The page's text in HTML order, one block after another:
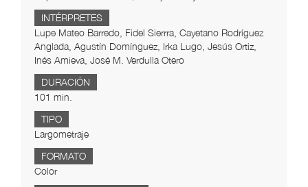
INTÉRPRETES
Lupe Mateo Barredo, Fidel Sierrra, Cayetano Rodríguez
Anglada, Agustín Domínguez, Irka Lugo, Jesús Ortiz,
Inés Amieva, José M. Verdulla Otero
DURACIÓN
101 min.
TIPO
Largometraje
FORMATO
Color